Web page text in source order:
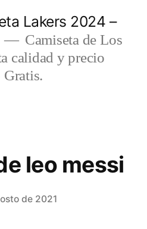
Lakers 2024 –
Camiseta de Los
calidad y precio
leo messi
de 2021